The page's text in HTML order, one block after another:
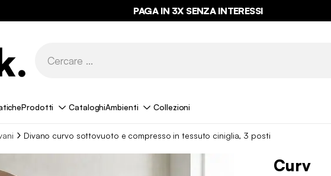
PAGA IN 3X SENZA INTERESSI
Prodotti CataloghiAmbienti Collezioni
Divano curvo sottovuoto e compresso in tessuto ciniglia, 3 posti
Curv